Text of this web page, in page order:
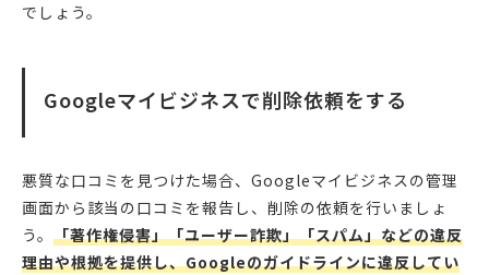
でしょう。
Googleマイビジネスで削除依頼をする
悪質な口コミを見つけた場合、Googleマイビジネスの管理
画面から該当の口コミを報告し、削除の依頼を行いましょ
う。 「著作権侵害」「ユーザー詐欺」「スパム」などの違反
理由や根拠を提供し、Googleのガイドラインに違反してい